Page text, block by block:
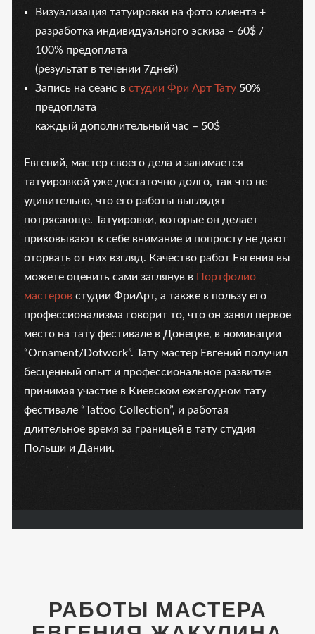
Визуализация татуировки на фото клиента +
разработка индивидуального эскиза – 60$ /
100% предоплата
(результат в течении 7дней)
Запись на сеанс в студии Фри Арт Тату50%
предоплата
каждый дополнительный час – 50$
Евгений, мастер своего дела и занимается
татуировкой уже достаточно долго, так что не
удивительно, что его работы выглядят
потрясающе. Татуировки, которые он делает
приковывают к себе внимание и попросту не дают
оторвать от них взгляд. Качество работ Евгения вы
можете оценить сами заглянув в Портфолио
мастеровстудии ФриАрт, а также в пользу его
профессионализма говорит то, что он занял первое
место на тату фестивале в Донецке, в номинации
“Ornament/Dotwork”. Тату мастер Евгений получил
бесценный опыт и профессиональное развитие
принимая участие в Киевском ежегодном тату
фестивале “Tattoo Collection”, и работая
длительное время за границей в тату студия
Польши и Дании.
РАБОТЫ МАСТЕРА